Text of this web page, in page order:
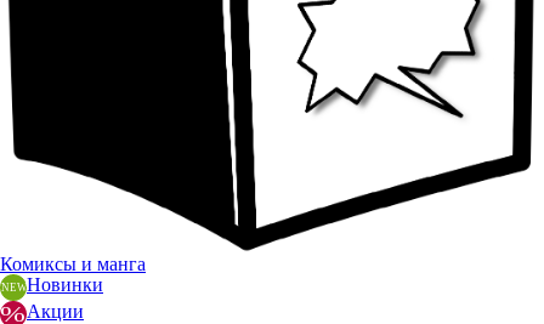
Комиксы и манга
Новинки
Акции